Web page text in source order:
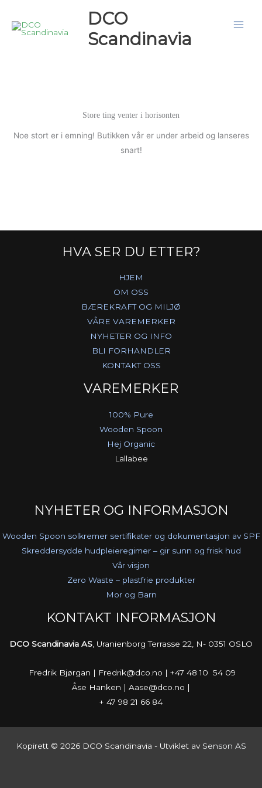
rett
DCO
Scandinavia
Store ting venter i horisonten
Noe stort er i emning! Butikken vår er under arbeid og lanseres
snart!
HVA SER DU ETTER?
HJEM
OM OSS
BÆREKRAFT OG MILJØ
VÅRE VAREMERKER
NYHETER OG INFO
BLI FORHANDLER
KONTAKT OSS
VAREMERKER
100% Pure
Wooden Spoon
Hej Organic
Lallabee
NYHETER OG INFORMASJON
Wooden Spoon solkremer sertifikater og dokumentasjon av SPF
Skreddersydde hudpleieregimer – gir sunn og frisk hud
Vår visjon
Zero Waste – plastfrie produkter
Mor og Barn
KONTAKT INFORMASJON
DCO Scandinavia AS , Uranienborg Terrasse 22, N- 0351 OSLO
Fredrik Bjørgan | Fredrik@dco.no | +47 48 10 54 09
Åse Hanken | Aase@dco.no |
+ 47 98 21 66 84
Kopirett © 2026 DCO Scandinavia - Utviklet av Senson AS